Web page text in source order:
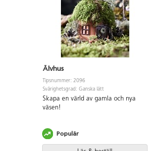
Älvhus
Tipsnummer: 2096
Svårighetsgrad: Ganska lätt
Skapa en värld av gamla och nya
väsen!
Populär